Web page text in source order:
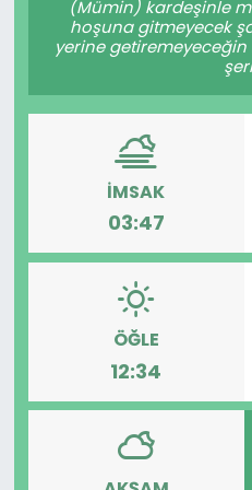
(Mümin) kardeşinle
hoşuna gitmeyecek
yerine
İMSAK
03:47
ÖĞLE
12:34
KÜLTÜR SANAT
MAGAZİN
POLİTİKA
SAĞLIK
Siyaset
TEKNOLOJİ
Yaşam